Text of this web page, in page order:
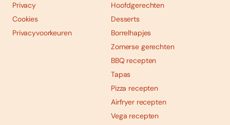
Privacy
Cookies
Privacyvoorkeuren
Hoofdgerechten
Desserts
Borrelhapjes
Zomerse gerechten
BBQ recepten
Tapas
Pizza recepten
Airfryer recepten
Vega recepten